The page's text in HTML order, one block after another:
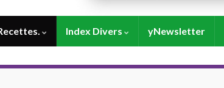
Index Divers yNewsletter